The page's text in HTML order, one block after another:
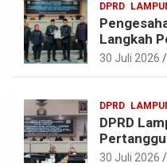
m
k
s
t
p
DPRD
Langkah
dan
30 Juli 2026
DPRD
DPRD
Beri
30 Juli 2026